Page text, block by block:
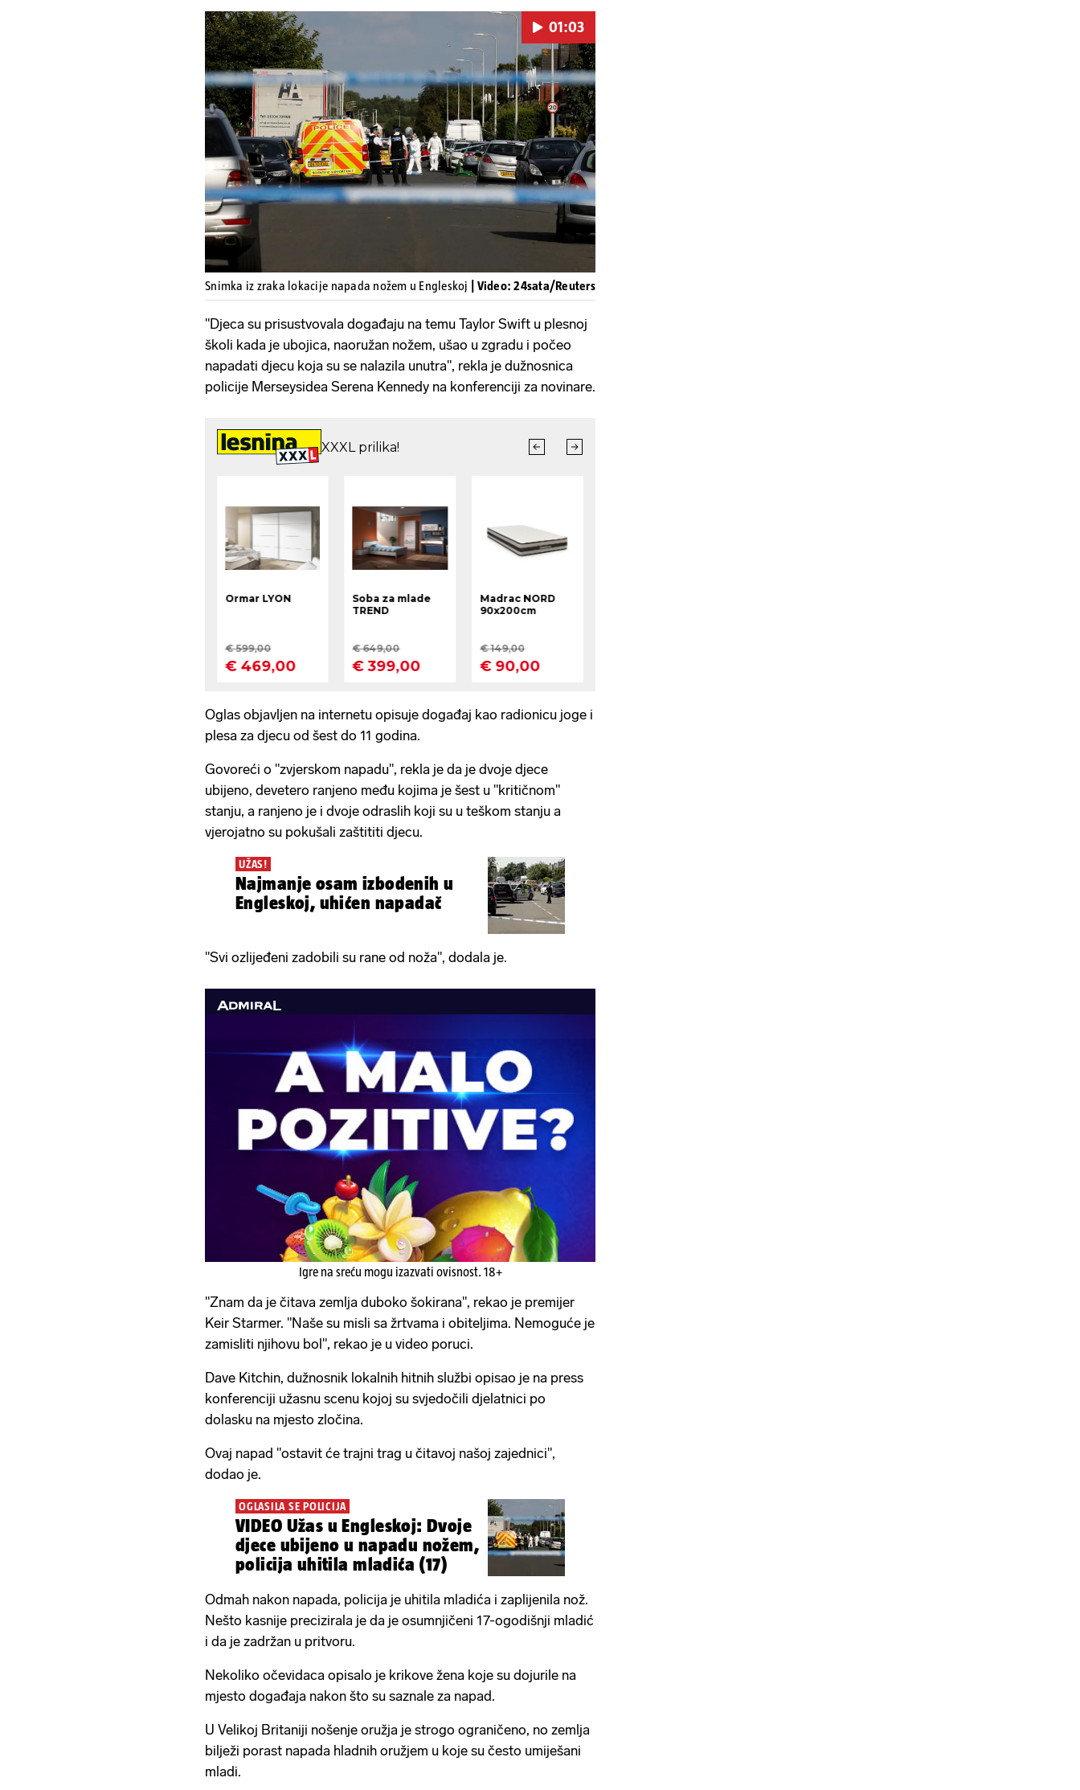
Pokretanje videa...
01:03
Snimka iz zraka lokacije napada nožem u Engleskoj | Video: 24sata/Reuters
"Djeca su prisustvovala događaju na temu Taylor Swift u plesnoj
školi kada je ubojica, naoružan nožem, ušao u zgradu i počeo
napadati djecu koja su se nalazila unutra", rekla je dužnosnica
policije Merseysidea Serena Kennedy na konferenciji za novinare.
Oglas objavljen na internetu opisuje događaj kao radionicu joge i
plesa za djecu od šest do 11 godina.
Govoreći o "zvjerskom napadu", rekla je da je dvoje djece
ubijeno, devetero ranjeno među kojima je šest u "kritičnom"
stanju, a ranjeno je i dvoje odraslih koji su u teškom stanju a
vjerojatno su pokušali zaštititi djecu.
UŽAS!
Najmanje osam izbodenih u
Engleskoj, uhićen napadač
"Svi ozlijeđeni zadobili su rane od noža", dodala je.
Igre na sreću mogu izazvati ovisnost. 18+
"Znam da je čitava zemlja duboko šokirana", rekao je premijer
Keir Starmer. "Naše su misli sa žrtvama i obiteljima. Nemoguće je
zamisliti njihovu bol", rekao je u video poruci.
Dave Kitchin, dužnosnik lokalnih hitnih službi opisao je na press
konferenciji užasnu scenu kojoj su svjedočili djelatnici po
dolasku na mjesto zločina.
Ovaj napad "ostavit će trajni trag u čitavoj našoj zajednici",
dodao je.
OGLASILA SE POLICIJA
VIDEO Užas u Engleskoj: Dvoje
djece ubijeno u napadu nožem,
policija uhitila mladića (17)
Odmah nakon napada, policija je uhitila mladića i zaplijenila nož.
Nešto kasnije precizirala je da je osumnjičeni 17-ogodišnji mladić
i da je zadržan u pritvoru.
Nekoliko očevidaca opisalo je krikove žena koje su dojurile na
mjesto događaja nakon što su saznale za napad.
U Velikoj Britaniji nošenje oružja je strogo ograničeno, no zemlja
bilježi porast napada hladnih oružjem u koje su često umiješani
mladi.